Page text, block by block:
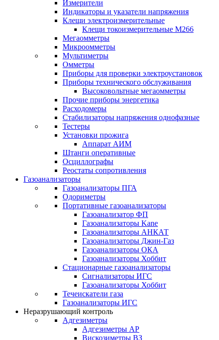
Измерители
Индикаторы и указатели напряжения
Клещи электроизмерительные
Клещи токоизмерительные М266
Мегаомметры
Микроомметры
Мультиметры
Омметры
Приборы для проверки электроустановок
Приборы технического обслуживания
Высоковольтные мегаомметры
Прочие приборы энергетика
Расходомеры
Стабилизаторы напряжения однофазные
Тестеры
Установки прожига
Аппарат АИМ
Штанги оперативные
Осциллографы
Реостаты сопротивления
Газоанализаторы
Газоанализаторы ПГА
Одориметры
Портативные газоанализаторы
Газоанализатор ФП
Газоанализаторы Kane
Газоанализаторы АНКАТ
Газоанализаторы Джин-Газ
Газоанализаторы ОКА
Газоанализаторы Хоббит
Стационарные газоанализаторы
Сигнализаторы ИГС
Газоанализаторы Хоббит
Течеискатели газа
Газоанализаторы ИГС
Неразрушающий контроль
Адгезиметры
Адгезиметры АР
Вискозиметры ВЗ